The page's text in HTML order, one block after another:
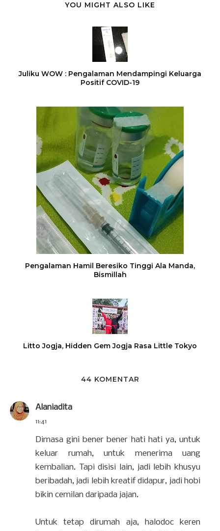
YOU MIGHT ALSO LIKE
Juliku WOW : Pengalaman Mendampingi Keluarga
Positif COVID-19
Pengalaman Hamil Beresiko Tinggi Ala Manda,
Bismillah
Litto Jogja, Hidden Gem Jogja Rasa Little Tokyo
44 KOMENTAR
Alaniadita
11:41
Dimasa gini bener bener hati hati ya, untuk
keluar rumah, untuk menerima uang
kembalian. Tapi disisi lain, jadi lebih khusyu
beribadah, jadi lebih kreatif didapur, jadi hobi
bikin cemilan daripada jajan.
Untuk tetap dirumah aja, halodoc keren